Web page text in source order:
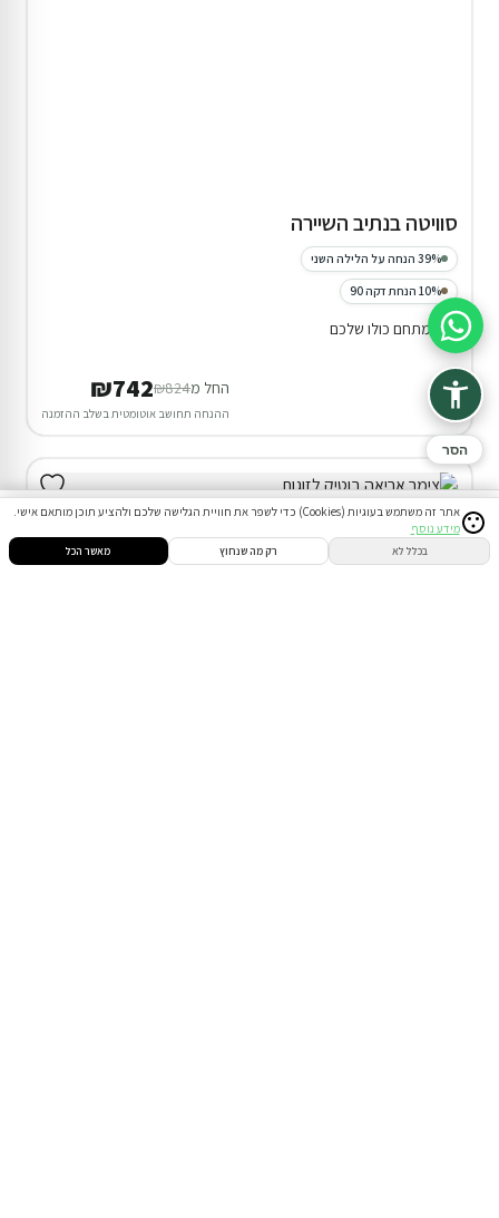
הזמנות הודעות התחבר
סוויטה בנתיב השיירה
39% הנחה על הלילה השני
10% הנחת דקה 90
המתחם כולו שלכם
החל מ₪824
₪742
ההנחה תחושב אוטומטית בשלב ההזמנה
אתר זה משתמש בעוגיות (Cookies) כדי לשפר את חוויית הגלישה שלכם ולהציע תוכן מותאם אישי.
מידע נוסף
בכלל לא רק מה שנחוץ מאשר הכל
סיוע בהזמנה
הסר